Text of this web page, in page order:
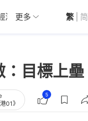
濟 01深圳 觀點
更多 繁 简
目標上壘
01》
5